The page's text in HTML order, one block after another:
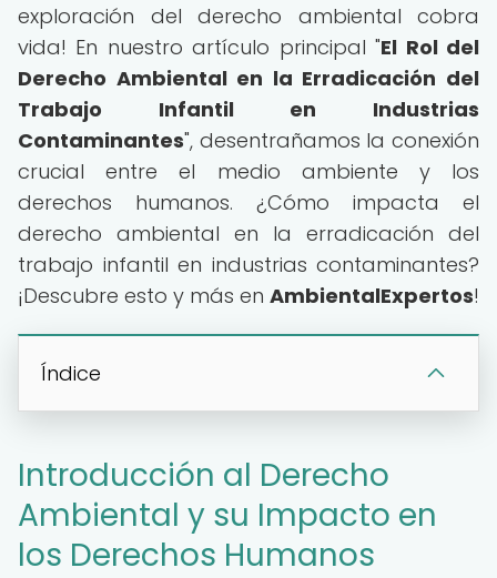
exploración del derecho ambiental cobra
vida! En nuestro artículo principal "El Rol del
Derecho Ambiental en la Erradicación del
Trabajo Infantil en Industrias
Contaminantes", desentrañamos la conexión
crucial entre el medio ambiente y los
derechos humanos. ¿Cómo impacta el
derecho ambiental en la erradicación del
trabajo infantil en industrias contaminantes?
¡Descubre esto y más en AmbientalExpertos!
Índice
Introducción al Derecho
Ambiental y su Impacto en
los Derechos Humanos